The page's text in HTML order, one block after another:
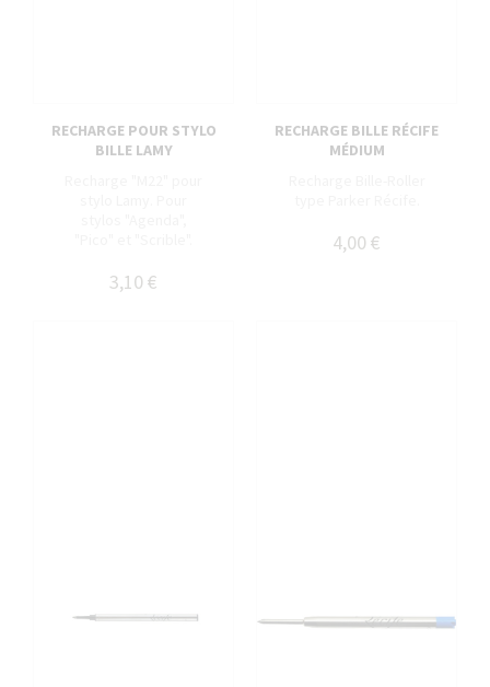
RECHARGE POUR STYLO
BILLE LAMY
3,10 €
RECHARGE BILLE RÉCIFE
MÉDIUM
4,00 €